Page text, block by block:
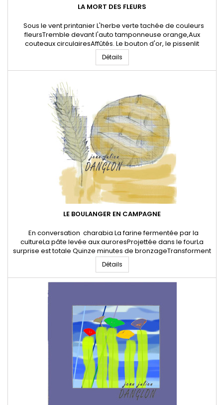
LA MORT DES FLEURS
Sous le vent printanier L'herbe verte tachée de couleurs
fleursTremble devant l'auto tamponneuse orange,Aux
couteaux circulairesAffûtés. Le bouton d'or, le pissenlit
jaune,La mauve, la bourrache bleue pâle,La chicorée barbue
comme un capucin,S'inclinent d'avant en arrière soufflés
sous le vent printanier.Le jardinier du dimanche,L'aficionados
Détails
LE BOULANGER EN CAMPAGNE
En conversation charabia La farine fermentée par la
cultureLa pâte levée aux auroresProjettée dans le fourLa
surprise est totale Quinze minutes de bronzageTransforment
cette masse flasqueEn une miche éléganteCraquante et
aléchante.Avant l'ouvertureLes femmes en cabas font la
file,En conversation charabiaDevant la boutique, soulageant
Détails